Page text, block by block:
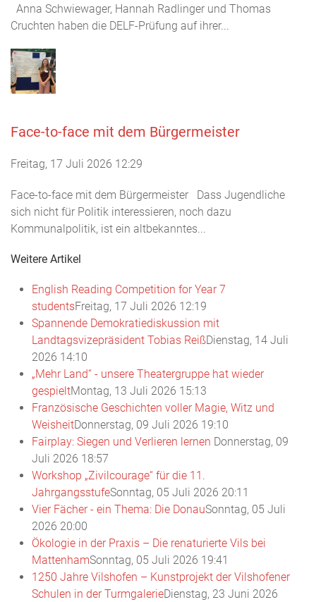
Anna Schwiewager, Hannah Radlinger und Thomas
Cruchten haben die DELF-Prüfung auf ihrer...
Face-to-face mit dem Bürgermeister
Freitag, 17 Juli 2026 12:29
Face-to-face mit dem Bürgermeister Dass Jugendliche
sich nicht für Politik interessieren, noch dazu
Kommunalpolitik, ist ein altbekanntes...
Weitere Artikel
English Reading Competition for Year 7
studentsFreitag, 17 Juli 2026 12:19
Spannende Demokratiediskussion mit
Landtagsvizepräsident Tobias ReißDienstag, 14 Juli
2026 14:10
„Mehr Land“ - unsere Theatergruppe hat wieder
gespieltMontag, 13 Juli 2026 15:13
Französische Geschichten voller Magie, Witz und
WeisheitDonnerstag, 09 Juli 2026 19:10
Fairplay: Siegen und Verlieren lernen Donnerstag, 09
Juli 2026 18:57
Workshop „Zivilcourage“ für die 11.
JahrgangsstufeSonntag, 05 Juli 2026 20:11
Vier Fächer - ein Thema: Die DonauSonntag, 05 Juli
2026 20:00
Ökologie in der Praxis – Die renaturierte Vils bei
MattenhamSonntag, 05 Juli 2026 19:41
1250 Jahre Vilshofen – Kunstprojekt der Vilshofener
Schulen in der TurmgalerieDienstag, 23 Juni 2026